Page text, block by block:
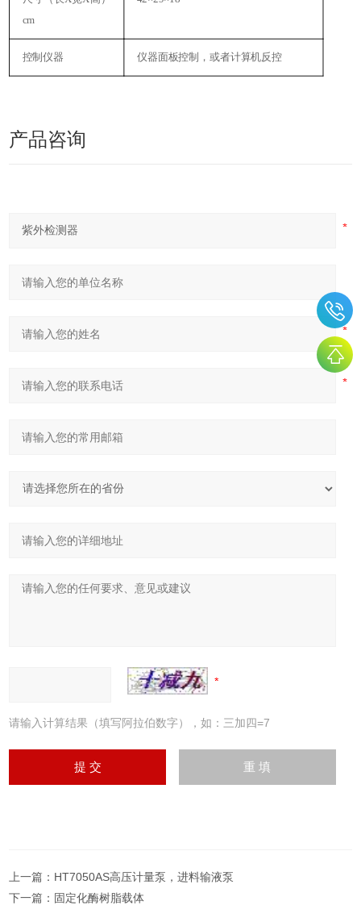
cm
控制仪器 仪器面板控制，或者计算机反控
产品咨询
请输入计算结果（填写阿拉伯数字），如：三加四=7
上一篇： HT7050AS高压计量泵，进料输液泵
下一篇： 固定化酶树脂载体